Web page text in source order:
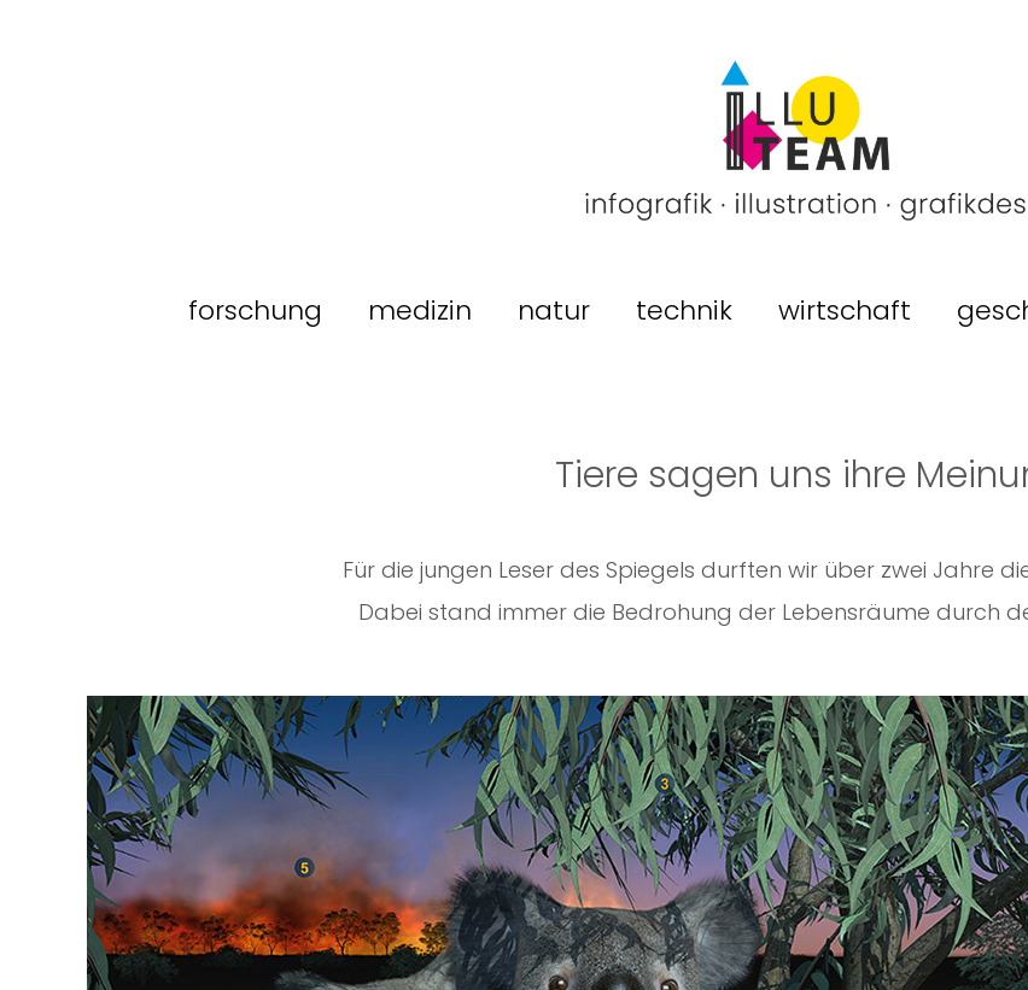
forschung medizin natur technik wirtschaft
Tiere sagen uns ihre
Für die jungen Leser des Spiegels durften wir über zwei Jahre
Dabei stand immer die Bedrohung der Lebensräume durch